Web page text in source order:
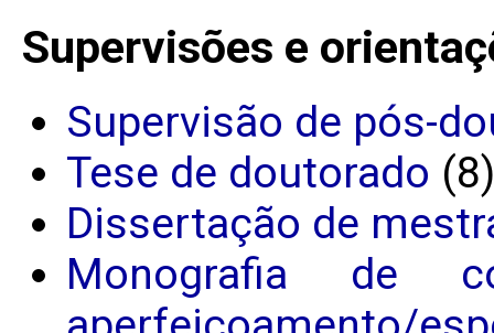
Supervisões e
Supervisão de pós-
Tese de doutorado (8)
Dissertação de
Monografia de